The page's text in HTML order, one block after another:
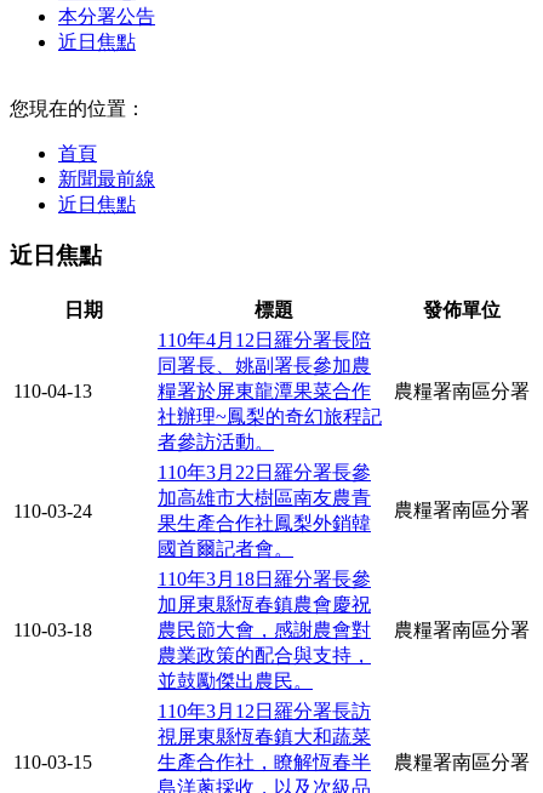
本分署公告
近日焦點
您現在的位置：
首頁
新聞最前線
近日焦點
近日焦點
日期 標題 發佈單位
110-04-13
110年4月12日羅分署長陪
同署長、姚副署長參加農
糧署於屏東龍潭果菜合作
社辦理~鳳梨的奇幻旅程記
者參訪活動。
農糧署南區分署
110-03-24
110年3月22日羅分署長參
加高雄市大樹區南友農青
果生產合作社鳳梨外銷韓
國首爾記者會。
農糧署南區分署
110-03-18
110年3月18日羅分署長參
加屏東縣恆春鎮農會慶祝
農民節大會，感謝農會對
農業政策的配合與支持，
並鼓勵傑出農民。
農糧署南區分署
110-03-15
110年3月12日羅分署長訪
視屏東縣恆春鎮大和蔬菜
生產合作社，瞭解恆春半
島洋蔥採收，以及次級品
農糧署南區分署